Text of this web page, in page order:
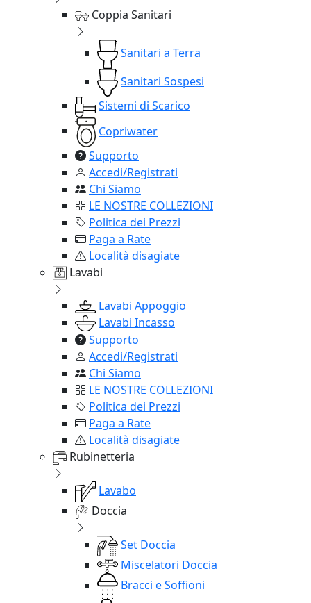
Coppia Sanitari
Sanitari a Terra
Sanitari Sospesi
Sistemi di Scarico
Copriwater
Supporto
Accedi/Registrati
Chi Siamo
LE NOSTRE COLLEZIONI
Politica dei Prezzi
Paga a Rate
Località disagiate
Lavabi
Lavabi Appoggio
Lavabi Incasso
Supporto
Accedi/Registrati
Chi Siamo
LE NOSTRE COLLEZIONI
Politica dei Prezzi
Paga a Rate
Località disagiate
Rubinetteria
Lavabo
Doccia
Set Doccia
Miscelatori Doccia
Bracci e Soffioni